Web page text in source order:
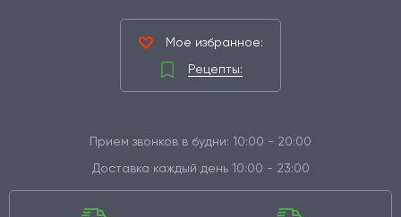
Мое избранное:
Рецепты:
Прием звонков в будни: 10:00 - 20:00
Доставка каждый день 10:00 - 23:00